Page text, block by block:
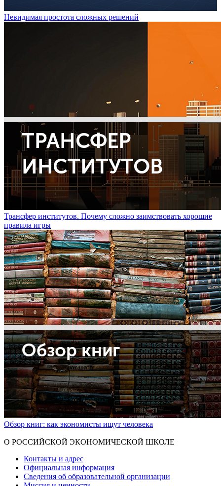
Невидимая простота сложных решений
Трансфер институтов. Почему сложно заимствовать хорошие
правила игры
Обзор книг: как экономисты ищут человека
О РОССИЙСКОЙ ЭКОНОМИЧЕСКОЙ ШКОЛЕ
Контакты и адрес
Официальная информация
Сведения об образовательной организации